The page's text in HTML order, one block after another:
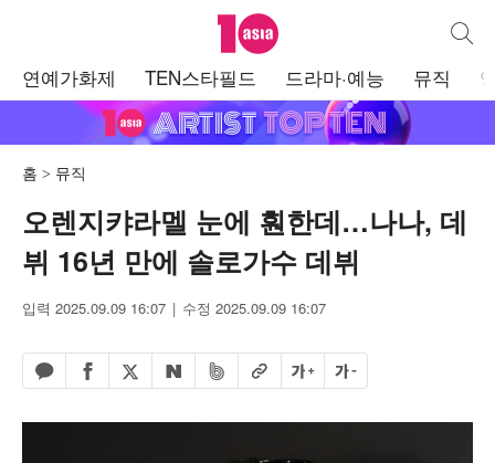
텐아시아 통합
연예가화제 TEN스타필드 드라마·예능 뮤직
홈 뮤직
오렌지캬라멜 눈에 훤한데…나나, 데
뷔 16년 만에 솔로가수 데뷔
입력 2025.09.09 16:07 수정 2025.09.09 16:07
카카오톡 공유하기
페이스북 공유하기
엑스 공유하기
네이버 공유하기
밴드 공유하기
URL복사글자 크게글자 작게